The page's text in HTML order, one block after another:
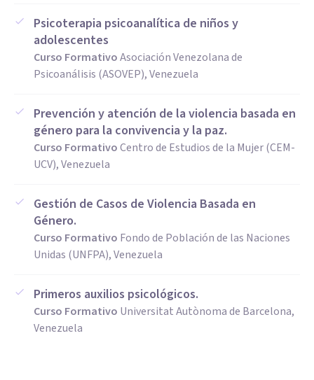
Psicoterapia psicoanalítica de niños y
adolescentes
Curso FormativoAsociación Venezolana de
Psicoanálisis (ASOVEP), Venezuela
Prevención y atención de la violencia basada en
género para la convivencia y la paz.
Curso FormativoCentro de Estudios de la Mujer (CEM-
UCV), Venezuela
Gestión de Casos de Violencia Basada en
Género.
Curso Formativo Fondo de Población de las Naciones
Unidas (UNFPA), Venezuela
Primeros auxilios psicológicos.
Curso Formativo Universitat Autònoma de Barcelona,
Venezuela